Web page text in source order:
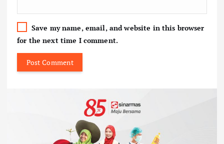
Save my name, email, and website in this browser
for the next time I comment.